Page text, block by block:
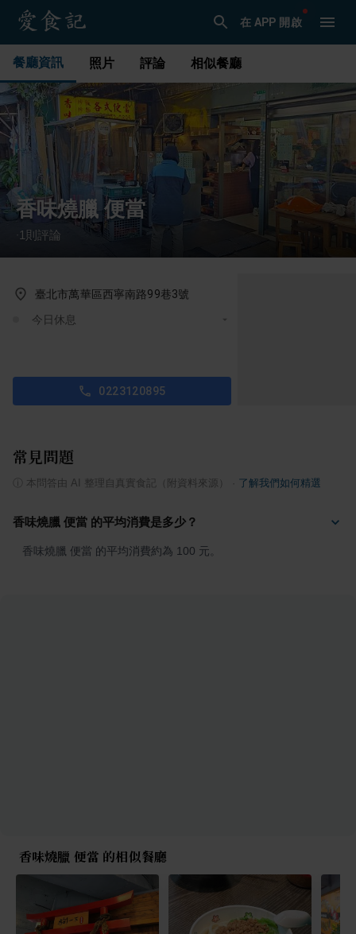
在 APP 開啟
餐廳資訊 照片 評論 相似餐廳
香味燒臘 便當
1 則評論
臺北市萬華區西寧南路99巷3號
今日休息
0223120895
常見問題
本問答由 AI 整理自真實食記（附資料來源） 了解我們如何精選
香味燒臘 便當 的平均消費是多少？
香味燒臘 便當 的平均消費約為 100 元。
香味燒臘 便當 的相似餐廳